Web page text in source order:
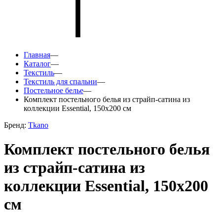
Главная—
Каталог—
Текстиль—
Текстиль для спальни—
Постельное белье—
Комплект постельного белья из страйп-сатина из
коллекции Essential, 150х200 см
Бренд: Tkano
Комплект постельного белья
из страйп-сатина из
коллекции Essential, 150х200
см